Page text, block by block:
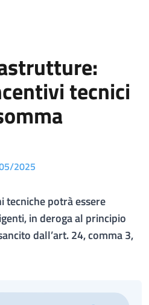
tecnici
2025
tecniche potrà essere
in deroga al principio
dall’art. 24, comma 3,